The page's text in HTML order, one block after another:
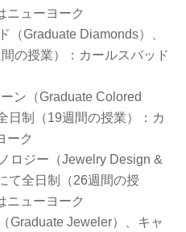
ニューヨーク
（Graduate Diamonds）、
の授業）：カールスバッド
ン（Graduate Colored
日制（19週間の授業）：カ
ーク
ロジー（Jewelry Design &
て全日制（26週間の授
ニューヨーク
Graduate Jeweler）、キャ